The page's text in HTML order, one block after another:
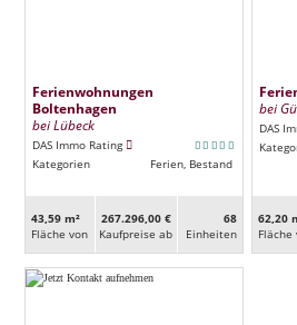
Ferienwohnungen
Boltenhagen
bei Lübeck
DAS Immo Rating
Kategorien
Ferien, Bestand
43,59 m²
Fläche von
267.296,00 €
Kaufpreise ab
68
Ein­heiten
bei
DAS
62,20
Fläche